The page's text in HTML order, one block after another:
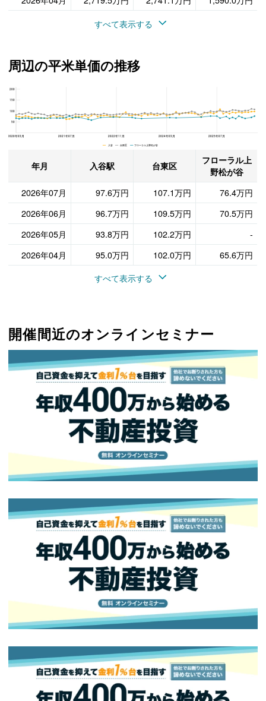
すべて表示する
周辺の平米単価の推移
フローラル上野松が谷、台東区と入谷駅の周辺の平米単価の推移
2020年03月 2021年07月 2022年11月 2024年03月 2025年07月
200
150
100
50
入谷 台東区 フローラル上野松が谷
年月 入谷駅 台東区
フローラル上
野松が谷
2026年07月
97.6万円 107.1万円
76.4万円
2026年06月
96.7万円 109.5万円
70.5万円
2026年05月
93.8万円 102.2万円
-
2026年04月
95.0万円 102.0万円
65.6万円
すべて表示する
開催間近のオンラインセミナー